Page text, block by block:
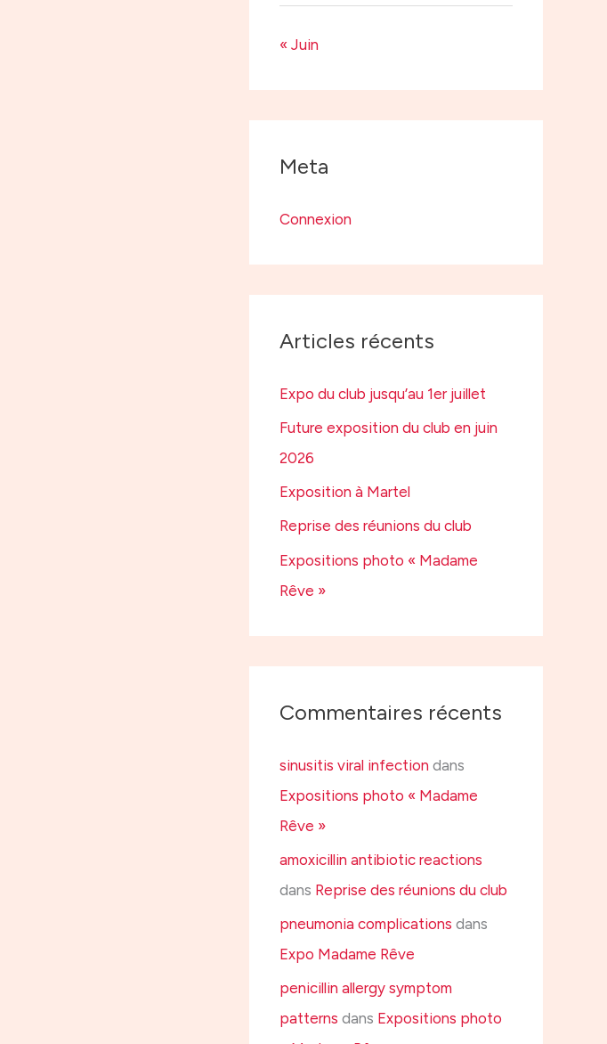
« Juin
Meta
Connexion
Articles récents
Expo du club jusqu’au 1er juillet
Future exposition du club en juin
2026
Exposition à Martel
Reprise des réunions du club
Expositions photo « Madame
Rêve »
Commentaires récents
sinusitis viral infection dans
Expositions photo « Madame
Rêve »
amoxicillin antibiotic reactions
dans Reprise des réunions du club
pneumonia complications dans
Expo Madame Rêve
penicillin allergy symptom
patterns dans Expositions photo